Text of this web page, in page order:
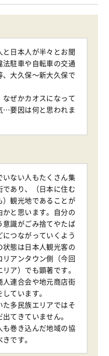
と日本人が半々とお聞
法駐車や自転車の交通
、大久保〜新大久保で
なぜかカオスになって
…要因は何と思われま
いない人もたくさん集
であり、（日本に住む
）観光地であることが
かと思います。自分の
意識がごみ捨てやたば
につながっていくよう
状態は日本人観光客の
リアンタウン側（今回
ア）でも顕著です。
人連合会や地元商店街
ています。
た多民族エリアではそ
てきていません。
も巻き込んだ地域の協
です。